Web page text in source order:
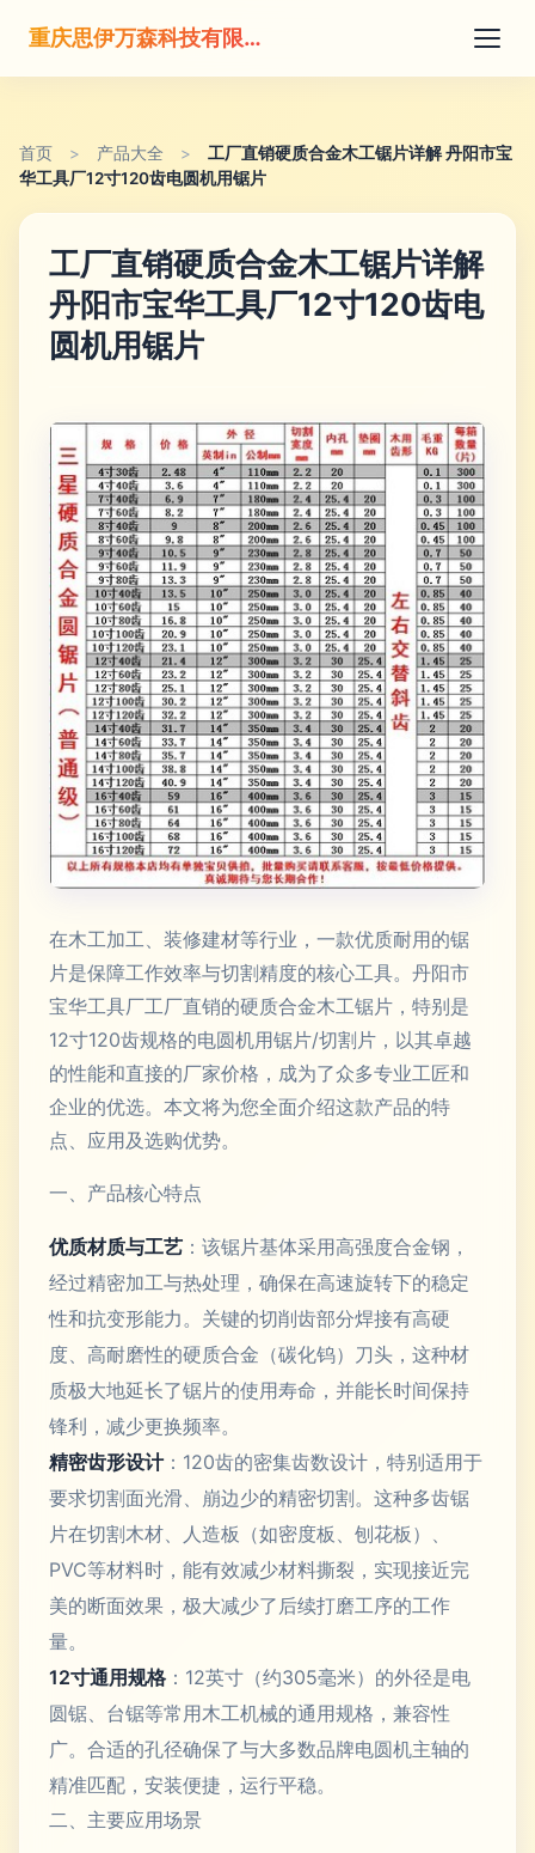
重庆思伊万森科技有限公司
首页 > 产品大全 >
工厂直销硬质合金木工锯片详解 丹阳市宝
华工具厂12寸120齿电圆机用锯片
工厂直销硬质合金木工锯片详解
丹阳市宝华工具厂12寸120齿电
圆机用锯片
在木工加工、装修建材等行业，一款优质耐用的锯
片是保障工作效率与切割精度的核心工具。丹阳市
宝华工具厂工厂直销的硬质合金木工锯片，特别是
12寸120齿规格的电圆机用锯片/切割片，以其卓越
的性能和直接的厂家价格，成为了众多专业工匠和
企业的优选。本文将为您全面介绍这款产品的特
点、应用及选购优势。
一、产品核心特点
优质材质与工艺 ：该锯片基体采用高强度合金钢，
经过精密加工与热处理，确保在高速旋转下的稳定
性和抗变形能力。关键的切削齿部分焊接有高硬
度、高耐磨性的硬质合金（碳化钨）刀头，这种材
质极大地延长了锯片的使用寿命，并能长时间保持
锋利，减少更换频率。
精密齿形设计：120齿的密集齿数设计，特别适用于
要求切割面光滑、崩边少的精密切割。这种多齿锯
片在切割木材、人造板（如密度板、刨花板）、
PVC等材料时，能有效减少材料撕裂，实现接近完
美的断面效果，极大减少了后续打磨工序的工作
量。
12寸通用规格 ：12英寸（约305毫米）的外径是电
圆锯、台锯等常用木工机械的通用规格，兼容性
广。合适的孔径确保了与大多数品牌电圆机主轴的
精准匹配，安装便捷，运行平稳。
二、主要应用场景